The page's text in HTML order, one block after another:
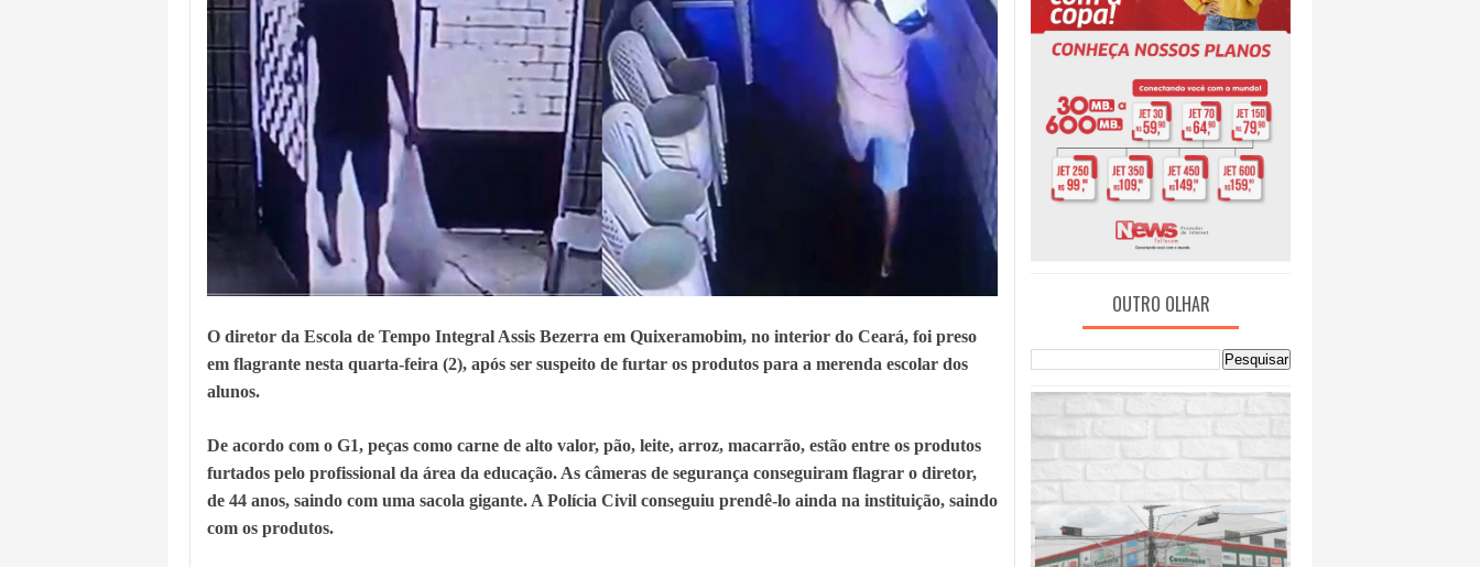
O diretor da Escola de Tempo Integral Assis Bezerra em Quixeramobim, no interior do Ceará, foi preso
em flagrante nesta quarta-feira (2), após ser suspeito de furtar os produtos para a merenda escolar dos
alunos.
De acordo com o G1, peças como carne de alto valor, pão, leite, arroz, macarrão, estão entre os produtos
furtados pelo profissional da área da educação. As câmeras de segurança conseguiram flagrar o diretor,
de 44 anos, saindo com uma sacola gigante. A Polícia Civil conseguiu prendê-lo ainda na instituição, saindo
com os produtos.
OUTRO OLHAR